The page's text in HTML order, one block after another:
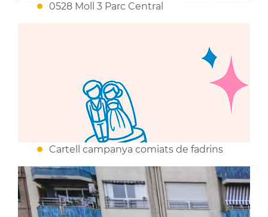
0528 Moll 3 Parc Central
Cartell campanya comiats de fadrins